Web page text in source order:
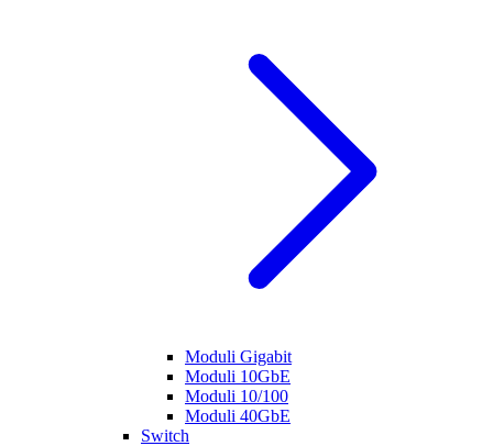
Moduli Gigabit
Moduli 10GbE
Moduli 10/100
Moduli 40GbE
Switch